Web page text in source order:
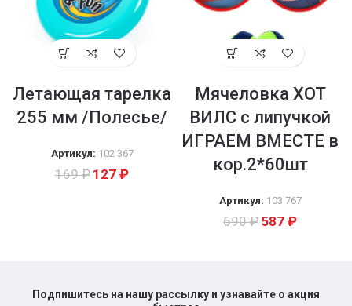
Летающая тарелка
255 мм /Полесье/
Артикул: 102 367
169₽ 127 ₽
Мячеловка ХОТ
ВИЛС с липучкой
ИГРАЕМ ВМЕСТЕ в
кор.2*60шт
Артикул: 103 767
690₽ 587 ₽
Подпишитесь на нашу рассылку и узнавайте о акция